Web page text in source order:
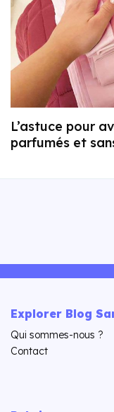
L’astuce pour
parfumés et
Explorer Blog
Qui sommes-nous ?
Contact